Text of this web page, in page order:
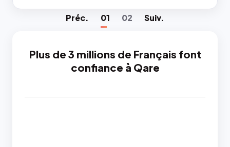
Préc. 01 02 Suiv.
Plus de 3 millions de Français font
confiance à Qare